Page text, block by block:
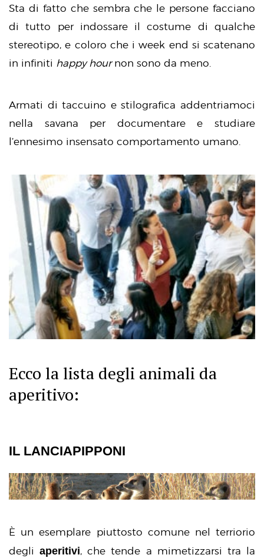
Sta di fatto che sembra che le persone facciano
di tutto per indossare il costume di qualche
stereotipo, e coloro che i week end si scatenano
in infiniti happy hournon sono da meno.
Armati di taccuino e stilografica addentriamoci
nella savana per documentare e studiare
l’ennesimo insensato comportamento umano.
Ecco la lista degli animali da
aperitivo:
IL LANCIAPIPPONI
È un esemplare piuttosto comune nel terriorio
degliaperitivi, che tende a mimetizzarsi tra la